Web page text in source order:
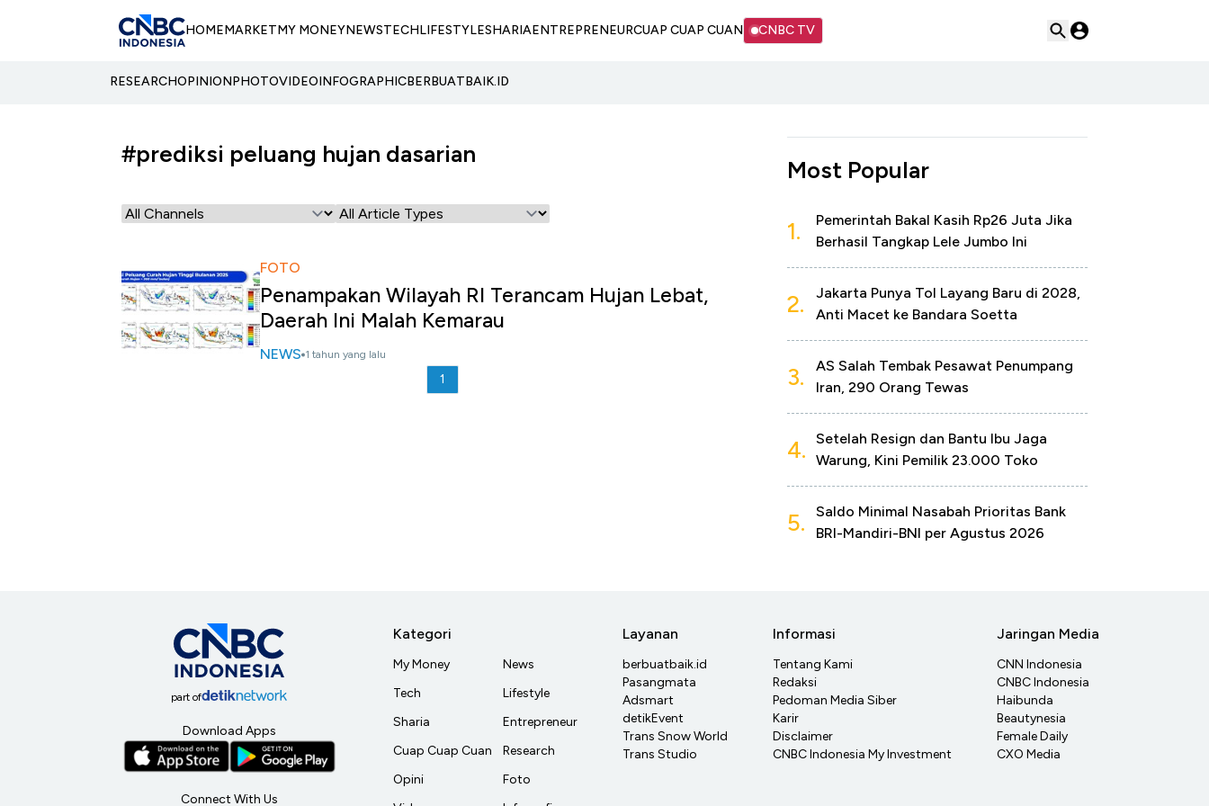
HOMEMARKETMY MONEYNEWSTECHLIFESTYLESHARIAENTREPRENEURCUAP CUAP CUAN CNBC TV
RESEARCHOPINIONPHOTOVIDEOINFOGRAPHICBERBUATBAIK.ID
#prediksi peluang hujan dasarian
FOTO
Penampakan Wilayah RI Terancam Hujan Lebat,
Daerah Ini Malah Kemarau
NEWS 1 tahun yang lalu
1
Most Popular
1.
Pemerintah Bakal Kasih Rp26 Juta Jika
Berhasil Tangkap Lele Jumbo Ini
2.
Jakarta Punya Tol Layang Baru di 2028,
Anti Macet ke Bandara Soetta
3.
AS Salah Tembak Pesawat Penumpang
Iran, 290 Orang Tewas
4.
Setelah Resign dan Bantu Ibu Jaga
Warung, Kini Pemilik 23.000 Toko
5.
Saldo Minimal Nasabah Prioritas Bank
BRI-Mandiri-BNI per Agustus 2026
part of
Download Apps
Connect With Us
Kategori
My Money
Tech
Sharia
Cuap Cuap Cuan
Opini
News
Lifestyle
Entrepreneur
Research
Foto
Layanan
berbuatbaik.id
Pasangmata
Adsmart
detikEvent
Trans Snow World
Trans Studio
Informasi
Tentang Kami
Redaksi
Pedoman Media Siber
Karir
Disclaimer
CNBC Indonesia My Investment
Jaringan Media
CNN Indonesia
CNBC Indonesia
Haibunda
Beautynesia
Female Daily
CXO Media